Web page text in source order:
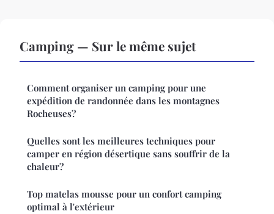
Camping — Sur le même sujet
Comment organiser un camping pour une
expédition de randonnée dans les montagnes
Rocheuses?
Quelles sont les meilleures techniques pour
camper en région désertique sans souffrir de la
chaleur?
Top matelas mousse pour un confort camping
optimal à l'extérieur